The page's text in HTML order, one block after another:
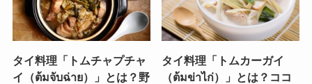
タイ料理「トムチャプチャ
イ（ต้มจับฉ่าย）」とは？野
タイ料理「トムカーガイ
（ต้มข่าไก่）」とは？ココ